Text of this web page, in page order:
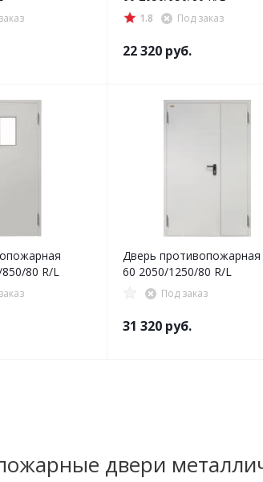
1.8 Под заказ
22 320 руб.
80 R/L
Дверь
60 2050/1250/80 R/L
Под заказ
31 320 руб.
двери